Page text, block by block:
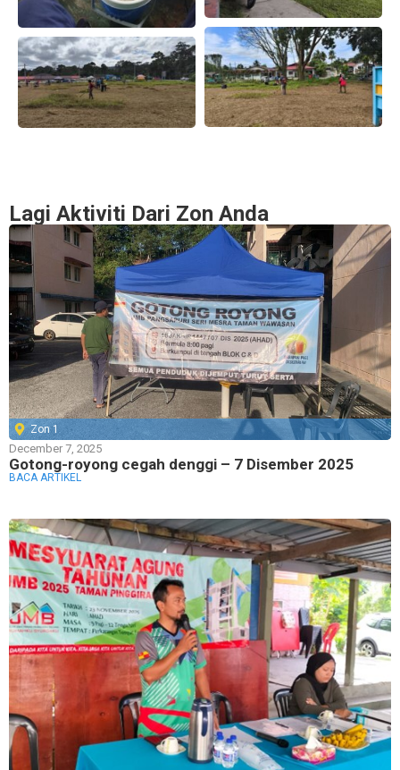
Lagi Aktiviti Dari Zon Anda
Zon 1
December 7, 2025
Gotong-royong cegah denggi – 7 Disember 2025
BACA ARTIKEL